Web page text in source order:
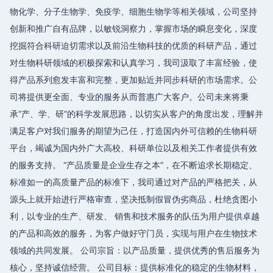
物化学、分子生物学、免疫学、细胞生物学等相关领域，公司坚持
创新和推广自有品牌，以敏锐洞察力，掌握市场的瞬息变化，深度
挖掘符合科研迫切需求以及前沿生物科技的优质的科研产品，通过
对生物科研领域的积极探索和认真学习，我司汲取了丰富经验，使
得产品系列愈发丰富和完整，更加贴近并同步科研的市场需求。公
司将提供更全面、专业的服务从而普惠广大客户。公司未来将秉
承“产、学、研”的科学发展思路，以切实从客户的角度出发，理解并
满足客户对我们服务的期望为己任，打造国内外可信赖的生物科研
平台，竭诚为国内外广大高校、科研单位以及相关工作者提供有效
的服务支持。 “产品质量是企业生存之本”，在不断追求长期稳定、
标准如一的高质量产品的标准下，我司通过对产品的严格把关，从
源头上就开始进行严格审查，坚决抵制假冒伪劣商品，杜绝贪图小
利，以专业的生产、研发、 销售和技术服务的队伍为用户提供卓越
的产品和高效的服务，为客户做好守门员，实现与用户在生物技术
领域的共同发展。 公司宗旨：以产品质量，提供优秀的售后服务为
核心，坚持诚信经营。 公司目标：提供标准化的稳定的生物材料，